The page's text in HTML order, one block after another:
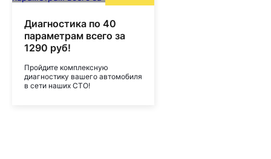
Диагностика по 40
параметрам всего за
1290 руб!
Пройдите комплексную
диагностику вашего автомобиля
в сети наших СТО!